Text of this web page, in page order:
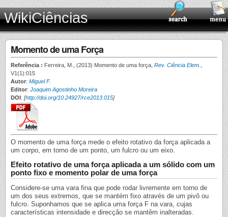
WikiCiências
Momento de uma Força
Referência : Ferreira, M., (2013) Momento de uma força, Rev. Ciência Elem.
V1(1):015
Autor: Miguel F.
Editor: Joaquim Agostinho Moreira
DOI: [http://doi.org/10.24927/rce2013.015]
O momento de uma força mede o efeito rotativo da força aplicada a
um corpo, em torno de um ponto, um fulcro ou um eixo.
Efeito rotativo de uma força aplicada a um sólido com um
ponto fixo e momento polar de uma força
Considere-se uma vara fina que pode rodar livremente em torno de
um dos seus extremos, que se mantém fixo através de um pivô ou
fulcro. Suponhamos que se aplica uma força F na vara, cujas
características intensidade e direcção se mantêm inalteradas.